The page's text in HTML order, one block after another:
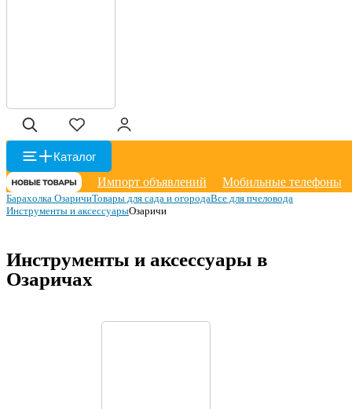
Каталог
Импорт объявлений
Мобильные телефоны
Барахолка ОзаричиТовары для сада и огородаВсе для пчеловода
Инструменты и аксессуарыОзаричи
Инструменты и аксессуары в
Озаричах